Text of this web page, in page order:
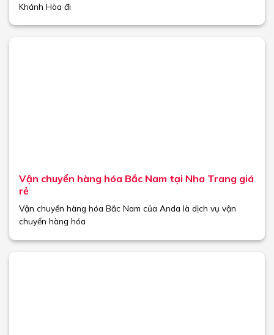
Khánh Hòa đi
Vận chuyển hàng hóa Bắc Nam tại Nha Trang giá
rẻ
Vận chuyển hàng hóa Bắc Nam của Anda là dịch vụ vận
chuyển hàng hóa